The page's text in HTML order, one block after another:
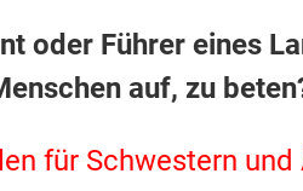
oder Führer eines
auf, zu
für Schwestern und